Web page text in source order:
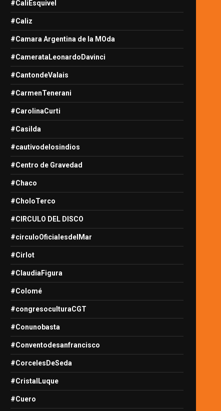
#CaliEsquivel
#Caliz
#Camara Argentina de la MOda
#CamerataLeonardoDavinci
#CantondeValais
#CarmenTenerani
#CarolinaCurti
#Casilda
#cautivodelosindios
#Centro de Gravedad
#Chaco
#CholoTerco
#CIRCULO DEL DISCO
#circuloOficialesdelMar
#Cirlot
#ClaudiaFigura
#Colomé
#congresoculturaCGT
#Conunobasta
#Conventodesanfrancisco
#CorcelesDeSeda
#CristalLuque
#Cuero